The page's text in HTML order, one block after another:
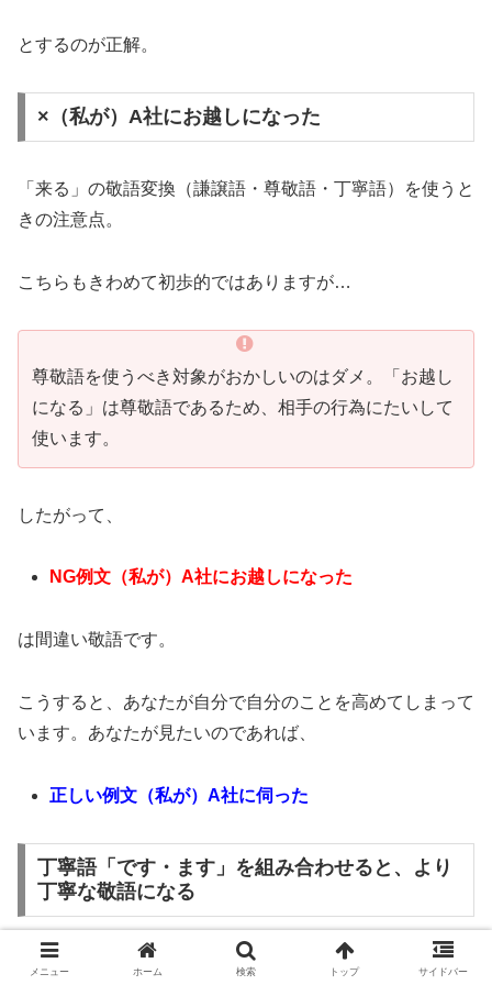
とするのが正解。
×（私が）A社にお越しになった
「来る」の敬語変換（謙譲語・尊敬語・丁寧語）を使うと
きの注意点。
こちらもきわめて初歩的ではありますが…
尊敬語を使うべき対象がおかしいのはダメ。「お越し
になる」は尊敬語であるため、相手の行為にたいして
使います。
したがって、
NG例文（私が）A社にお越しになった
は間違い敬語です。
こうすると、あなたが自分で自分のことを高めてしまって
います。あなたが見たいのであれば、
正しい例文（私が）A社に伺った
丁寧語「です・ます」を組み合わせると、より
丁寧な敬語になる
「来る」の敬語変換（謙譲語・尊敬語・丁寧語）を使うと
メニュー ホーム 検索 トップ サイドバー